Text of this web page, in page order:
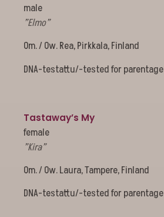
male
”Elmo”
Om. / Ow. Rea, Pirkkala, Finland
DNA-testattu/-tested for parentage
Tastaway’s My
female
”Kira”
Om. / Ow. Laura, Tampere, Finland
DNA-testattu/-tested for parentage